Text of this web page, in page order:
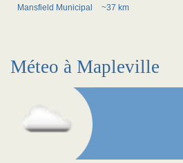
Mansfield Municipal
~37 km
Méteo à Mapleville